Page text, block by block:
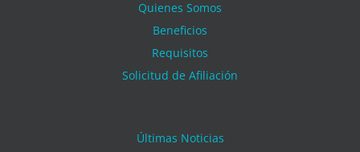
Quienes Somos
Beneficios
Requisitos
Solicitud de Afiliación
Últimas Noticias